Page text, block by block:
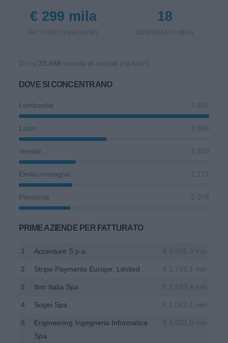
€ 299 mila
FATTURATO MEDIANO
18
DIPENDENTI MEDI
Di cui 23.669 società di capitali (SpA/Srl).
DOVE SI CONCENTRANO
Lombardia 7.802
Lazio 3.586
Veneto 2.370
Emilia-romagna 2.171
Piemonte 2.078
PRIME AZIENDE PER FATTURATO
1 Accenture S.p.a.
2 Stripe Payments Europe, Limited € 2.769,1 mln
3 Ibm Italia Spa
4 Sogei Spa € 1.067,1 mln
5
Engineering Ingegneria Informatica
Spa